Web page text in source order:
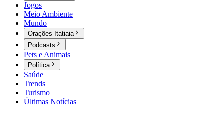
Jogos
Meio Ambiente
Mundo
Orações Itatiaia
Podcasts
Pets e Animais
Política
Saúde
Trends
Turismo
Últimas Notícias